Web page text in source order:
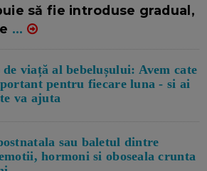
să fie introduse gradual,
...
viață al bebelușului: Avem cate
pentru fiecare luna - si ai
va ajuta
sau baletul dintre
hormoni si oboseala crunta